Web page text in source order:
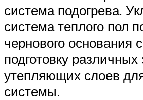
система подогрева.
система теплого пол
чернового основания
подготовку
утепляющих слоев
системы.